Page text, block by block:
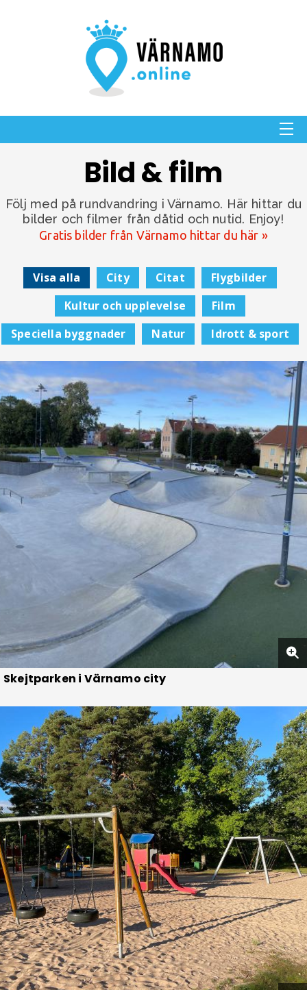
Bild & film
Följ med på rundvandring i Värnamo. Här hittar du
bilder och filmer från dåtid och nutid. Enjoy!
Gratis bilder från Värnamo hittar du här »
Visa alla City Citat
Flygbilder
Kultur och upplevelse
Film
Speciella byggnader
Natur Idrott & sport
Skejtparken i Värnamo city